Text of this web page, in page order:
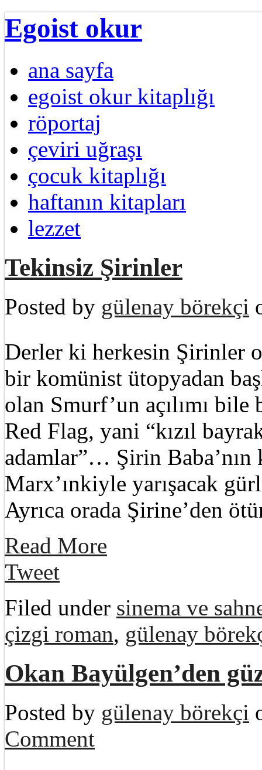
Egoist okur
ana sayfa
egoist okur kitaplığı
röportaj
çeviri uğraşı
çocuk kitaplığı
haftanın kitapları
lezzet
Tekinsiz Şirinler
Posted by gülenay börekçi
Derler ki herkesin Şirinler
bir komünist ütopyadan
olan Smurf’un açılımı
Red Flag, yani “kızıl
adamlar”… Şirin Baba’nın
Marx’ınkiyle yarışacak
Ayrıca orada Şirine’den
Read More
Tweet
Filed under sinema ve
çizgi roman, gülenay
Okan Bayülgen’den
Posted by gülenay börekçi
Comment